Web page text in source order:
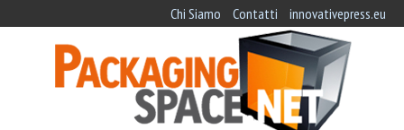
Chi Siamo Contatti innovativepress.eu